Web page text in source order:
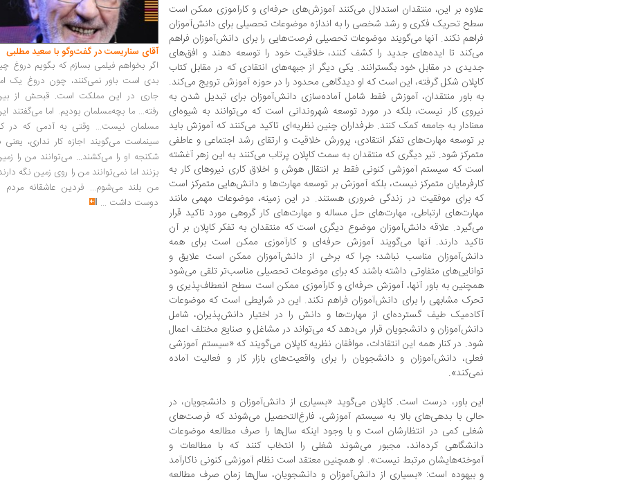
علاوه بر این، منتقدان استدلال می‌کنند آموزش‌های حرفه‌ای و کارآموزی ممکن است
سطح تحریک فکری و رشد شخصی را به اندازه موضوعات تحصیلی برای دانش‌آموزان
فراهم نکند. آنها می‌گویند موضوعات تحصیلی فرصت‌هایی را برای دانش‌آموزان فراهم
می‌کند تا ایده‌های جدید را کشف کنند، خلاقیت خود را توسعه دهند و افق‌های
جدیدی در مقابل خود بگسترانند. یکی دیگر از جبهه‌های انتقادی که در مقابل کتاب
کاپلان شکل گرفته، این است که او دیدگاهی محدود را در حوزه آموزش ترویج می‌کند.
به باور منتقدان، آموزش فقط شامل آماده‌سازی دانش‌آموزان برای تبدیل شدن به
نیروی کار نیست، بلکه در مورد توسعه شهروندانی است که می‌توانند به شیوه‌ای
معنادار به جامعه کمک کنند. طرفداران چنین نظریه‌ای تاکید می‌کنند که آموزش باید
بر توسعه مهارت‌های تفکر انتقادی، پرورش خلاقیت و ارتقای رشد اجتماعی و عاطفی
متمرکز شود. تیر دیگری که منتقدان به سمت کاپلان پرتاب می‌کنند به این زهر آغشته
است که سیستم آموزشی کنونی فقط بر انتقال هوش و اخلاق کاری نیروهای کار به
کارفرمایان متمرکز نیست، بلکه آموزش بر توسعه مهارت‌ها و دانش‌هایی متمرکز است
که برای موفقیت در زندگی ضروری هستند. در این زمینه، موضوعات مهمی مانند
مهارت‌های ارتباطی، مهارت‌های حل مساله و مهارت‌های کار گروهی مورد تاکید قرار
می‌گیرد. علاقه دانش‌آموزان موضوع دیگری است که منتقدان به تفکر کاپلان بر آن
تاکید دارند. آنها می‌گویند آموزش حرفه‌ای و کارآموزی ممکن است برای همه
دانش‌آموزان مناسب نباشد؛ چرا که برخی از دانش‌آموزان ممکن است علایق و
توانایی‌های متفاوتی داشته باشند که برای موضوعات تحصیلی مناسب‌تر تلقی می‌شود
همچنین به باور آنها، آموزش حرفه‌ای و کارآموزی ممکن است سطح انعطاف‌پذیری و
تحرک مشابهی را برای دانش‌آموزان فراهم نکند. این در شرایطی است که موضوعات
آکادمیک طیف گسترده‌ای از مهارت‌ها و دانش را در اختیار دانش‌پذیران، شامل
دانش‌آموزان و دانشجویان قرار می‌دهد که می‌تواند در مشاغل و صنایع مختلف اعمال
شود. در کنار همه این انتقادات، موافقان نظریه کاپلان می‌گویند که «سیستم آموزشی
فعلی، دانش‌آموزان و دانشجویان را برای واقعیت‌های بازار کار و فعالیت آماده
نمی‌کند».
این باور، درست است. کاپلان می‌گوید «بسیاری از دانش‌آموزان و دانشجویان، در
حالی با بدهی‌های بالا به سیستم آموزشی، فارغ‌التحصیل می‌شوند که فرصت‌های
شغلی کمی در انتظارشان است و با وجود اینکه سال‌ها را صرف مطالعه موضوعات
دانشگاهی کرده‌اند، مجبور می‌شوند شغلی را انتخاب کنند که با مطالعات و
آموخته‌هایشان مرتبط نیست». او همچنین معتقد است نظام آموزشی کنونی ناکارآمد
و بیهوده است: «بسیاری از دانش‌آموزان و دانشجویان، سال‌ها زمان صرف مطالعه
آقای سناریست در گفت‌وگو با سعید مطلبی
اگر بخواهم فیلمی بسازم که بگویم دروغ
بدی است باور نمی‌کنند، چون دروغ یک
جاری در این مملکت است. قبحش از
رفته... ما بچه‌مسلمان بودیم. اما می‌گفتند
مسلمان نیست... وقتی به آدمی که در
سینماست می‌گویند اجازه کار نداری، یعنی
شکنجه او را می‌کشند... می‌توانند من را
بزنند اما نمی‌توانند من را روی زمین نگه
من بلند می‌شوم... فردین عاشقانه مردم
دوست داشت ...